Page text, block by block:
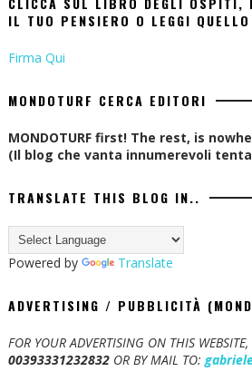
IL TUO PENSIERO O LEGGI
Firma Qui
MONDOTURF CERCA EDITORI
MONDOTURF first! The rest, is
(Il blog che vanta innumerevoli
TRANSLATE THIS BLOG IN..
Powered by Translate
ADVERTISING / PUBBLICITÀ
FOR YOUR ADVERTISING ON THIS
00393331232832OR BY MAIL TO: